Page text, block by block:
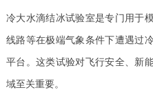
冷大水滴结冰试验室是专门用于
线路等在极端气象条件下遭遇过
平台。这类试验对飞行安全、新
域至关重要。